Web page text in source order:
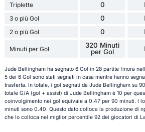
Triplette 0
3 o più Gol 0
2 o più Gol 0
Minuti per Gol
320 Minuti
per Gol
Jude Bellingham ha segnato 6 Gol in 28 partite finora
5 dei 6 Gol sono stati segnati in casa mentre hanno
trasferta. In totale, i gol segnati da Jude Bellingham su
totale G/A (gol + assist) di Jude Bellingham è 10 per
coinvolgimento nei gol equivale a 0.47 per 90 minuti. I
minuti sono 0.40. Questo dato colloca la produzione di
che lo colloca nel miglior percentile 92 dei giocatori di